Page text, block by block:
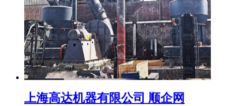
上海高达机器有限公司 顺企网